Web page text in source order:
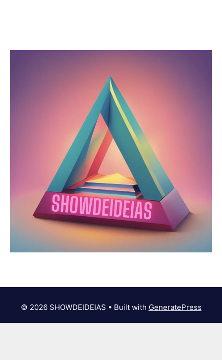
© 2026 SHOWDEIDEIAS • Built with GeneratePress